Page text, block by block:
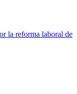
la reforma laboral de